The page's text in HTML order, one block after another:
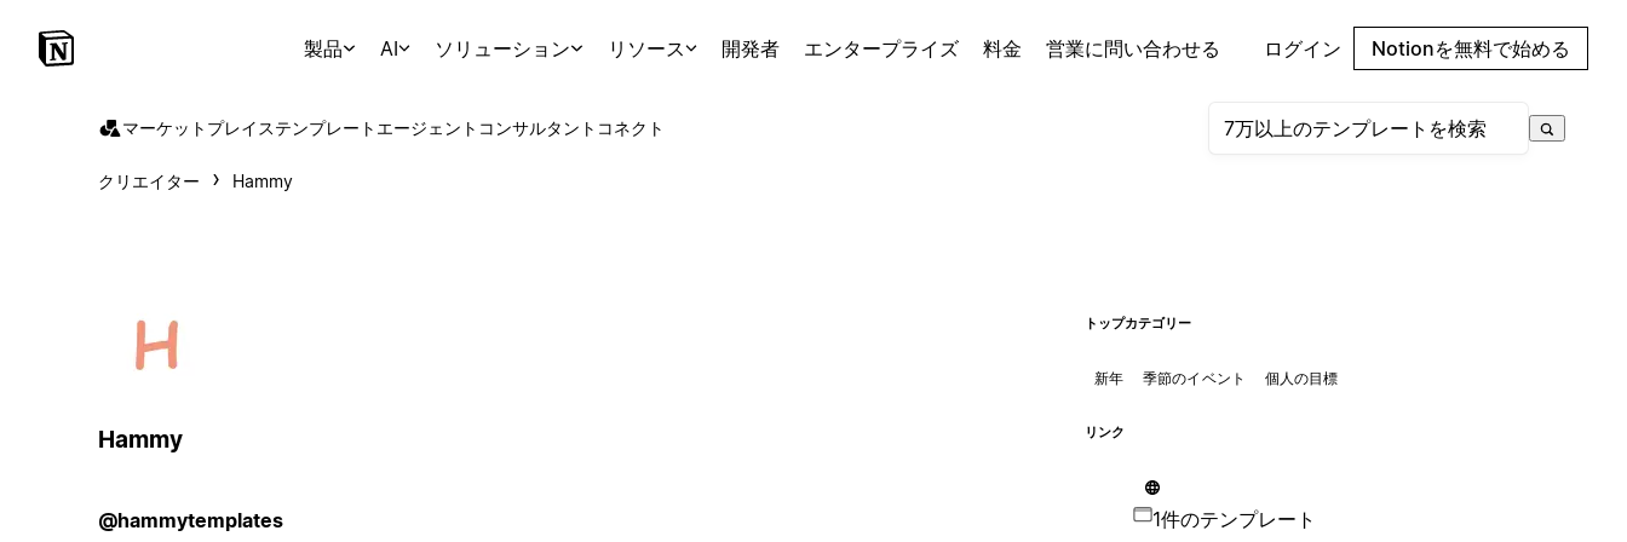
製品 AI ソリューション リソース 開発者 エンタープライズ 料金 営業に問い合わせる ログイン Notionを無料で始める
マーケットプレイステンプレート エージェント コンサルタント コネクト
クリエイター Hammy
Hammy
@hammytemplates
トップカテゴリー
新年 季節のイベント 個人の目標
リンク
1件のテンプレート